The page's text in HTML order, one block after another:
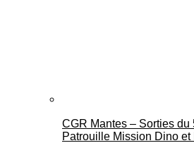
CGR Mantes – Sorties du
Patrouille Mission Dino et